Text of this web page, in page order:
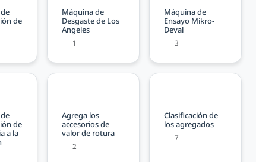
de
Máquina de
Desgaste de Los
Angeles
1
Máquina de
Ensayo Mikro-
Deval
3
de
a la
Agrega los
accesorios de
valor de rotura
2
Clasificación de
los agregados
7